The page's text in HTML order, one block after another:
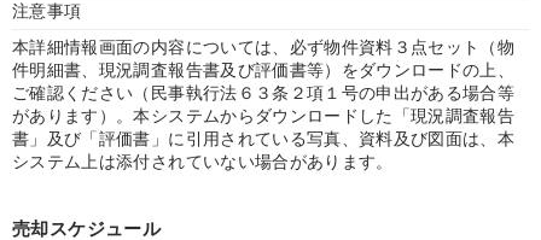
注意事項
本詳細情報画面の内容については、必ず物件資料３点セット（物
件明細書、現況調査報告書及び評価書等）をダウンロードの上、
ご確認ください（民事執行法６３条２項１号の申出がある場合等
があります）。本システムからダウンロードした「現況調査報告
書」及び「評価書」に引用されている写真、資料及び図面は、本
システム上は添付されていない場合があります。
売却スケジュール